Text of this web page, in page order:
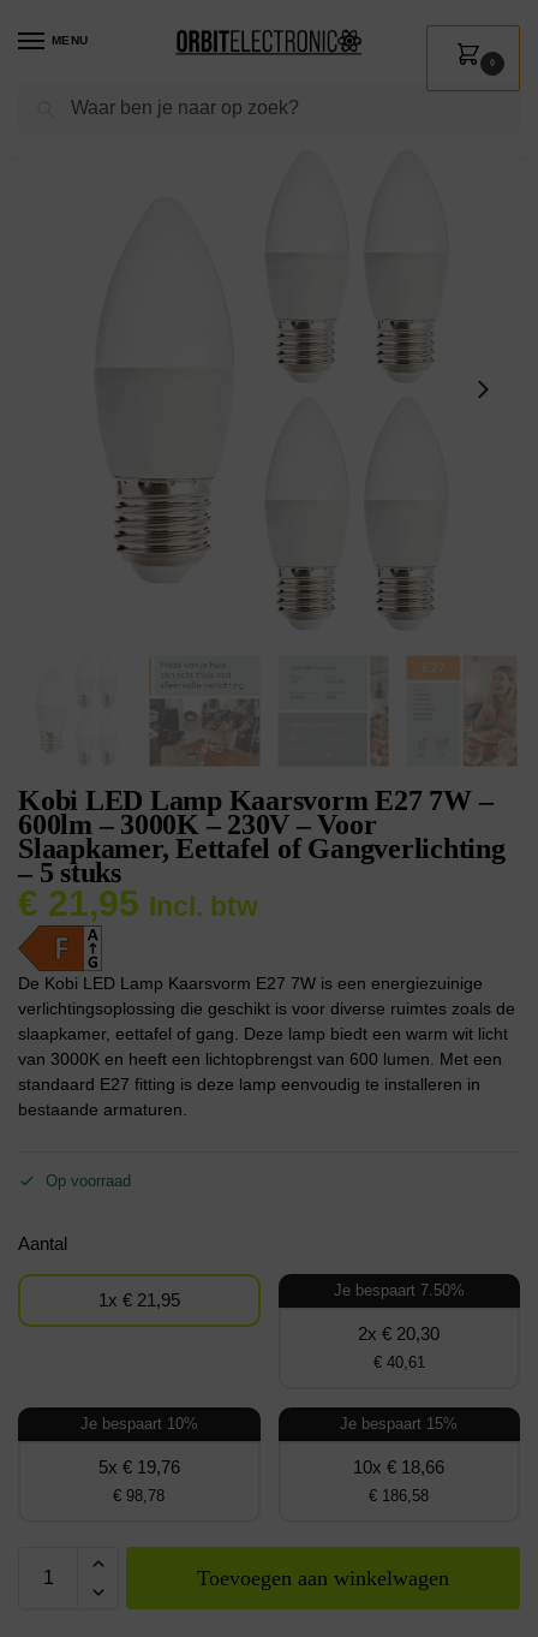
MENU
Zoeken
0
Shop / Verlichting / Lichtbronnen
Kobi LED Lamp Kaarsvorm E27 7W –
600lm – 3000K – 230V – Voor
Slaapkamer, Eettafel of Gangverlichting
– 5 stuks
€ 21,95 Incl. btw
De Kobi LED Lamp Kaarsvorm E27 7W is een energiezuinige
verlichtingsoplossing die geschikt is voor diverse ruimtes zoals de
slaapkamer, eettafel of gang. Deze lamp biedt een warm wit licht
van 3000K en heeft een lichtopbrengst van 600 lumen. Met een
standaard E27 fitting is deze lamp eenvoudig te installeren in
bestaande armaturen.
Op voorraad
Aantal
1x € 21,95 Je bespaart 7.50%
2x € 20,30
€ 40,61
Je bespaart 10%
5x € 19,76
€ 98,78
Je bespaart 15%
10x € 18,66
€ 186,58
Toevoegen aan winkelwagen